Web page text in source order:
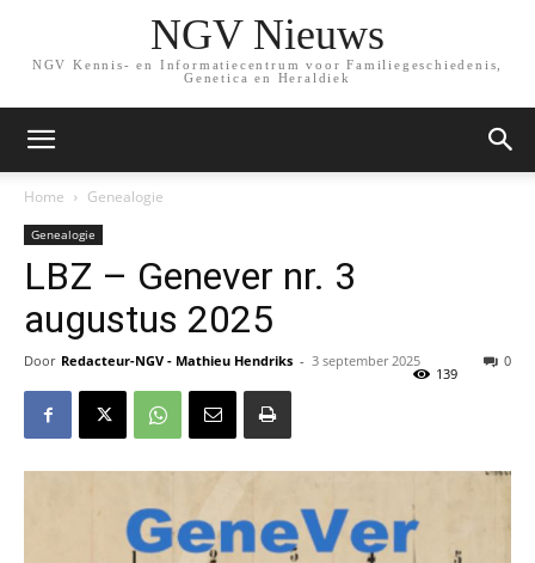
NGV Nieuws
NGV Kennis- en Informatiecentrum voor Familiegeschiedenis,
Genetica en Heraldiek
Home Genealogie
Genealogie
LBZ – Genever nr. 3
augustus 2025
Door Redacteur-NGV - Mathieu Hendriks - 3 september 2025 0
139